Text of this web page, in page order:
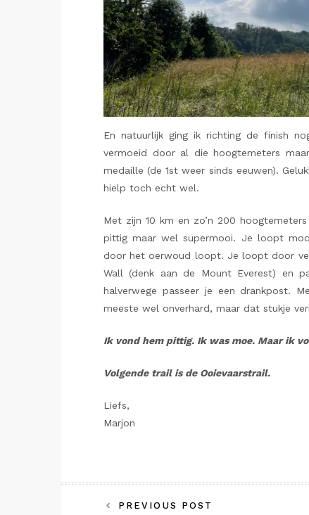
En natuurlijk ging ik richting de finish
vermoeid door al die hoogtemeters
medaille (de 1st weer sinds eeuwen).
hielp toch echt wel.
Met zijn 10 km en zo’n 200
pittig maar wel supermooi. Je loopt
door het oerwoud loopt. Je loopt door
Wall (denk aan de Mount Everest) en
halverwege passeer je een drankpost.
meeste wel onverhard, maar dat stukje
Ik vond hem pittig. Ik was moe. Maar ik
Volgende trail is de Ooievaarstrail.
Liefs,
Marjon
Bericht
PREVIOUS POST